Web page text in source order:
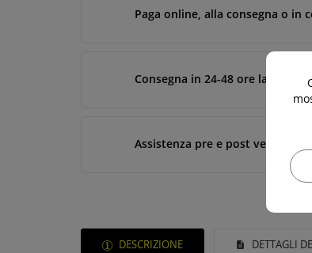
Paga online, alla consegna o in
Consegna in 24-48 ore
Assistenza pre e post vendita
DESCRIZIONE DETTAGLI